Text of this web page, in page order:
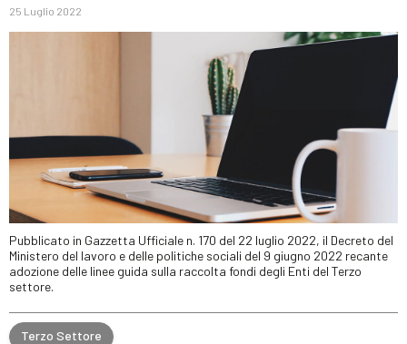
25 Luglio 2022
Pubblicato in Gazzetta Ufficiale n. 170 del 22 luglio 2022, il Decreto del
Ministero del lavoro e delle politiche sociali del 9 giugno 2022 recante
adozione delle linee guida sulla raccolta fondi degli Enti del Terzo
settore.
Terzo Settore